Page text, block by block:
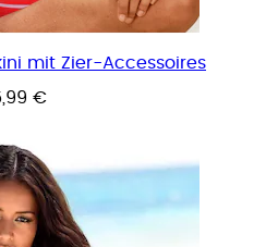
mit Zier-Accessoires
€